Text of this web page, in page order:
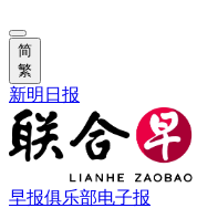
简
繁
新明日报
早报俱乐部电子报